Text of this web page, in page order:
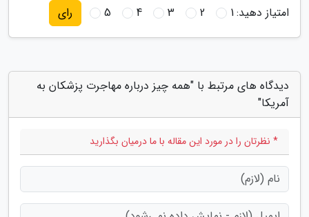
امتیاز دهید:1
2
3
4
5 رای
دیدگاه های مرتبط با "همه چیز درباره مهاجرت پزشکان به
آمریکا"
* نظرتان را در مورد این مقاله با ما درمیان بگذارید